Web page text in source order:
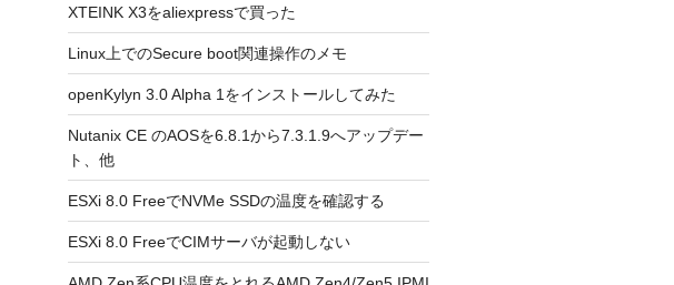
XTEINK X3をaliexpressで買った
Linux上でのSecure boot関連操作のメモ
openKylyn 3.0 Alpha 1をインストールしてみた
Nutanix CE のAOSを6.8.1から7.3.1.9へアップデー
ト、他
ESXi 8.0 FreeでNVMe SSDの温度を確認する
ESXi 8.0 FreeでCIMサーバが起動しない